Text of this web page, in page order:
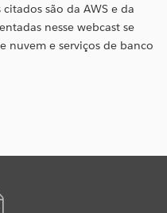
são da AWS e da
nesse webcast se
nuvem e serviços de banco